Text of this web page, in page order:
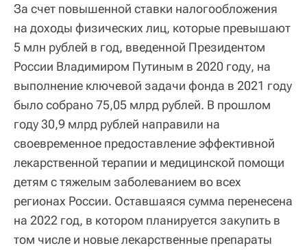
За счет повышенной ставки налогообложения
на доходы физических лиц, которые превышают
5 млн рублей в год, введенной Президентом
России Владимиром Путиным в 2020 году, на
выполнение ключевой задачи фонда в 2021 году
было собрано 75,05 млрд рублей. В прошлом
году 30,9 млрд рублей направили на
своевременное предоставление эффективной
лекарственной терапии и медицинской помощи
детям с тяжелым заболеванием во всех
регионах России. Оставшаяся сумма перенесена
на 2022 год, в котором планируется закупить в
том числе и новые лекарственные препараты